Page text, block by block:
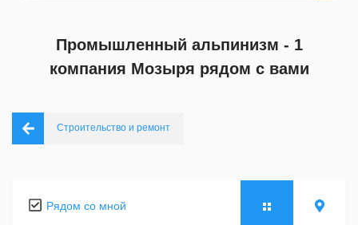
Промышленный альпинизм - 1
компания Мозыря рядом с вами
Строительство и ремонт
Рядом со мной